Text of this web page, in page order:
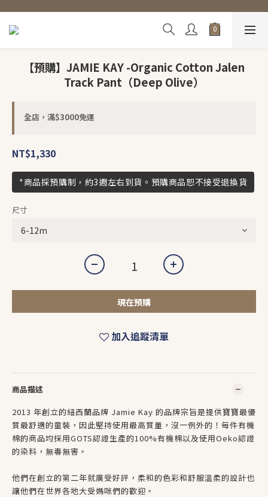
【預購】JAMIE KAY -Organic Cotton Jalen
Track Pant（Deep Olive）
全店，滿$3000免運
NT$1,330
*商品採預購制，約3週左右到貨。預購商品恕不接受退換貨
尺寸
現在預購
加入追蹤清單
商品描述
2013 年創立的紐西蘭品牌 Jamie Kay 的品牌宗旨是提供寶寶最優
質最舒適的童裝，因此堅持使用最高質量，沒一例外的！每件有機
棉的商品均採用GOTS認證生產的100%有機棉以及使用Oeko認證
的染料，無毒無害。
他們在創立的第二年就廣受好評，柔和的色彩和舒服溫柔的設計也
讓他們在世界各地大受媽咪們的歡迎。